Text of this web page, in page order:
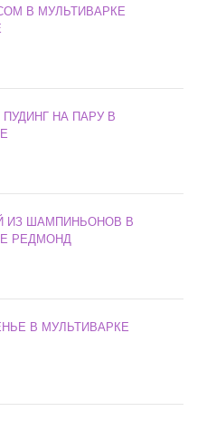
В МУЛЬТИВАРКЕ
НА ПАРУ В
ИЗ ШАМПИНЬОНОВ В
РЕДМОНД
В МУЛЬТИВАРКЕ